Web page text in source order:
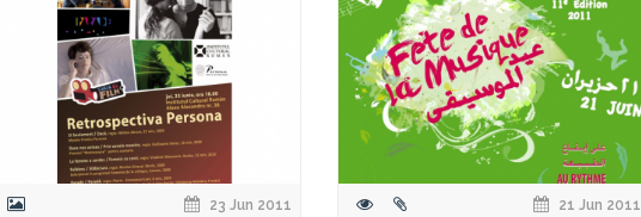
23 Jun 2011 21 Jun 2011